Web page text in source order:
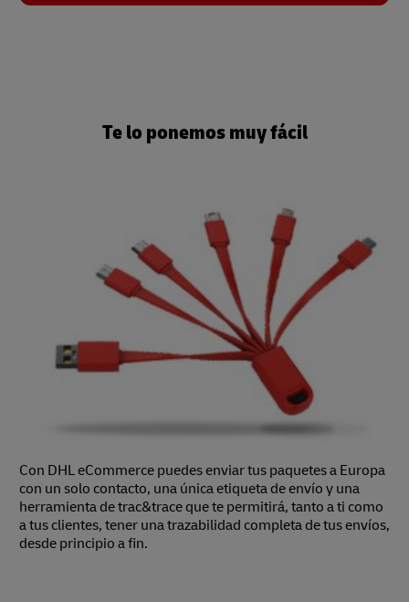
Te lo ponemos muy fácil
Con DHL eCommerce puedes enviar tus paquetes a Europa
con un solo contacto, una única etiqueta de envío y una
herramienta de trac&trace que te permitirá, tanto a ti como
a tus clientes, tener una trazabilidad completa de tus envíos,
desde principio a fin.